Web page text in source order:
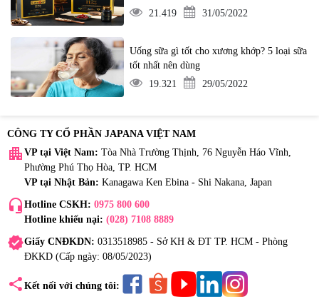
21.419
31/05/2022
Uống sữa gì tốt cho xương khớp? 5 loại sữa
tốt nhất nên dùng
19.321
29/05/2022
CÔNG TY CỔ PHẦN JAPANA VIỆT NAM
apartment VP tại Việt Nam: Tòa Nhà Trường Thịnh, 76 Nguyễn Háo Vĩnh,
Phường Phú Thọ Hòa, TP. HCM
VP tại Nhật Bản: Kanagawa Ken Ebina - Shi Nakana, Japan
headset_mic Hotline CSKH: 0975 800 600
Hotline khiếu nại: (028) 7108 8889
verifiedGiấy CNĐKDN: 0313518985 - Sở KH & ĐT TP. HCM - Phòng
ĐKKD (Cấp ngày: 08/05/2023)
share Kết nối với chúng tôi: